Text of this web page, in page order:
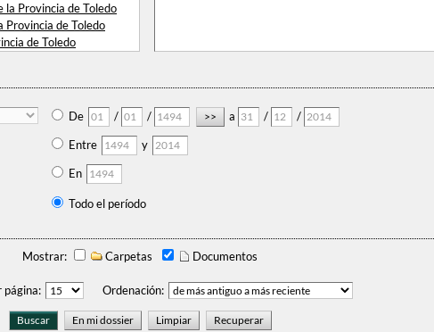
la Provincia de Toledo
Provincia de Toledo
de Toledo
de Toledo
Toledo
De / / a /
/
Entre
y
En
Todo el período
Mostrar: Carpetas Documentos
página: Ordenación: